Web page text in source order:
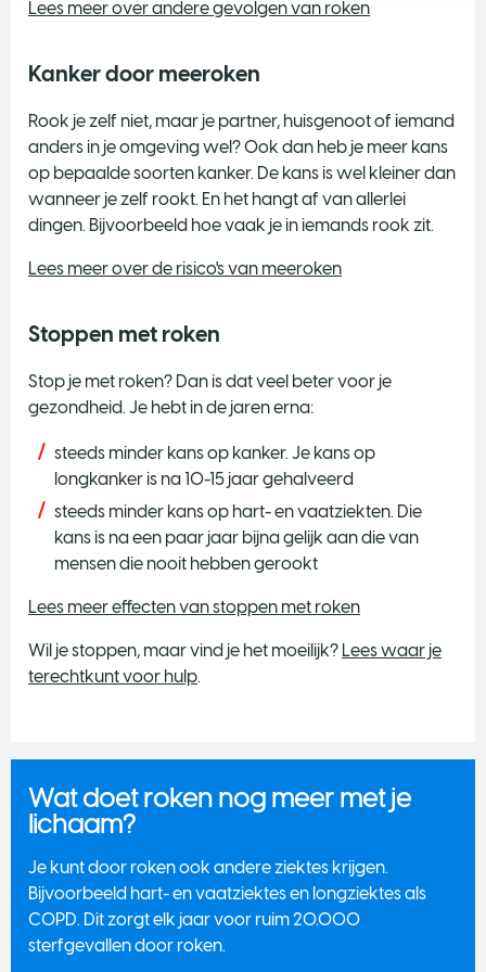
Lees meer over andere gevolgen van roken
Kanker door meeroken
Rook je zelf niet, maar je partner, huisgenoot of iemand
anders in je omgeving wel? Ook dan heb je meer kans
op bepaalde soorten kanker. De kans is wel kleiner dan
wanneer je zelf rookt. En het hangt af van allerlei
dingen. Bijvoorbeeld hoe vaak je in iemands rook zit.
Lees meer over de risico's van meeroken
Stoppen met roken
Stop je met roken? Dan is dat veel beter voor je
gezondheid. Je hebt in de jaren erna:
steeds minder kans op kanker. Je kans op
longkanker is na 10-15 jaar gehalveerd
steeds minder kans op hart- en vaatziekten. Die
kans is na een paar jaar bijna gelijk aan die van
mensen die nooit hebben gerookt
Lees meer effecten van stoppen met roken
Wil je stoppen, maar vind je het moeilijk? Lees waar je
terechtkunt voor hulp.
Wat doet roken nog meer met je
lichaam?
Je kunt door roken ook andere ziektes krijgen.
Bijvoorbeeld hart- en vaatziektes en longziektes als
COPD. Dit zorgt elk jaar voor ruim 20.000
sterfgevallen door roken.